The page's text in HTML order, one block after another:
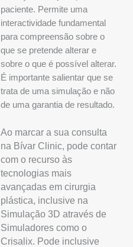
paciente. Permite uma
interactividade fundamental
para compreensão sobre o
que se pretende alterar e
sobre o que é possível alterar.
É importante salientar que se
trata de uma simulação e não
de uma garantia de resultado.
Ao marcar a sua consulta
na Bívar Clinic, pode contar
com o recurso às
tecnologias mais
avançadas em cirurgia
plástica, inclusive na
Simulação 3D através de
Simuladores como o
Crisalix. Pode inclusive